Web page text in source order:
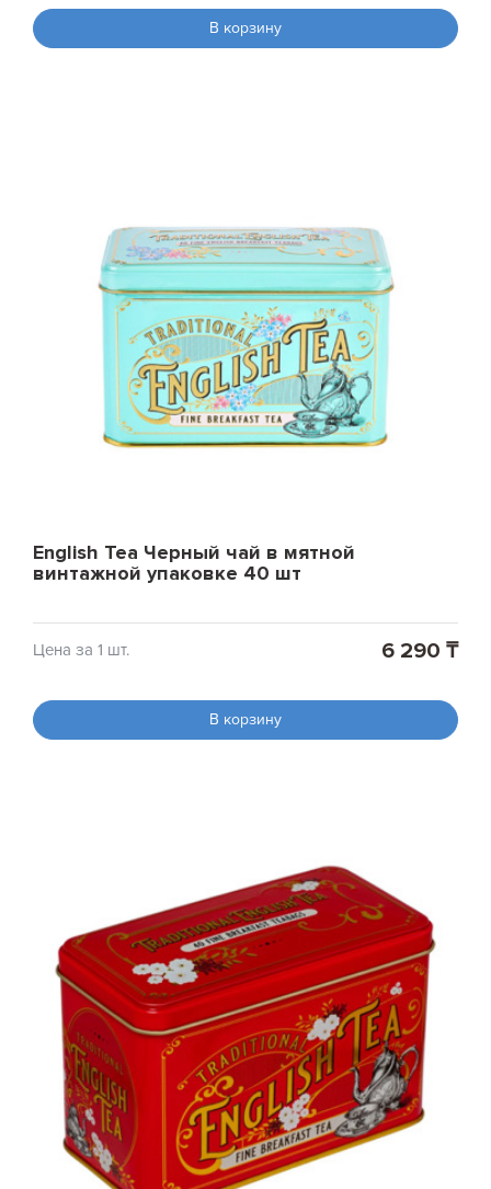
В корзину
English Tea Черный чай в мятной
винтажной упаковке 40 шт
Цена за 1 шт. 6 290 ₸
В корзину